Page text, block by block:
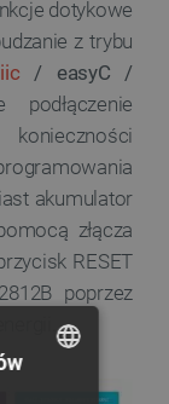
dotykowe
z trybu
/ easyC /
akumulator
złącza
RESET
poprzez